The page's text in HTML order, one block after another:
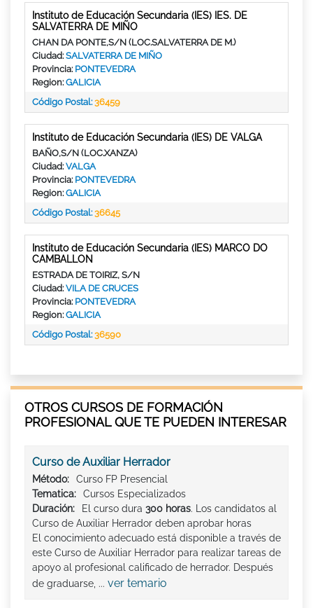
Instituto de Educación Secundaria (IES) IES. DE
SALVATERRA DE MIÑO
CHAN DA PONTE,S/N (LOC.SALVATERRA DE M.)
Ciudad:SALVATERRA DE MIÑO
Provincia: PONTEVEDRA
Region:GALICIA
Código Postal:36459
Instituto de Educación Secundaria (IES) DE VALGA
BAÑO,S/N (LOC.XANZA)
Ciudad:VALGA
Provincia: PONTEVEDRA
Region:GALICIA
Código Postal:36645
Instituto de Educación Secundaria (IES) MARCO DO
CAMBALLON
ESTRADA DE TOIRIZ, S/N
Ciudad:VILA DE CRUCES
Provincia: PONTEVEDRA
Region:GALICIA
Código Postal:36590
OTROS CURSOS DE FORMACIÓN
PROFESIONAL QUE TE PUEDEN INTERESAR
Curso de Auxiliar Herrador
Método:
Curso FP Presencial
Tematica:
Cursos Especializados
Duración:
El curso dura 300 horas. Los candidatos al
Curso de Auxiliar Herrador deben aprobar horas
El conocimiento adecuado está disponible a través de
este Curso de Auxiliar Herrador para realizar tareas de
apoyo al profesional calificado de herrador. Después
de graduarse, ... ver temario